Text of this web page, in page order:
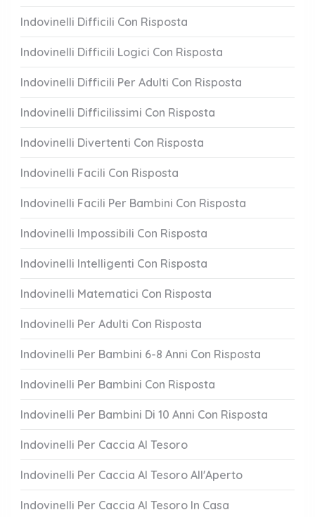
Indovinelli Difficili Con Risposta
Indovinelli Difficili Logici Con Risposta
Indovinelli Difficili Per Adulti Con Risposta
Indovinelli Difficilissimi Con Risposta
Indovinelli Divertenti Con Risposta
Indovinelli Facili Con Risposta
Indovinelli Facili Per Bambini Con Risposta
Indovinelli Impossibili Con Risposta
Indovinelli Intelligenti Con Risposta
Indovinelli Matematici Con Risposta
Indovinelli Per Adulti Con Risposta
Indovinelli Per Bambini 6-8 Anni Con Risposta
Indovinelli Per Bambini Con Risposta
Indovinelli Per Bambini Di 10 Anni Con Risposta
Indovinelli Per Caccia Al Tesoro
Indovinelli Per Caccia Al Tesoro All'Aperto
Indovinelli Per Caccia Al Tesoro In Casa